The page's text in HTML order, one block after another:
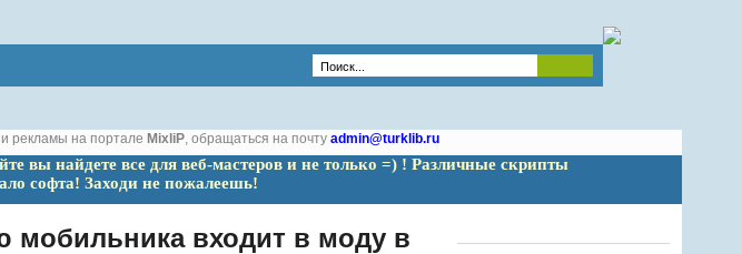
рекламы на портале MixliP, обращаться на почту admin@turklib.ru
вы найдете все для веб-мастеров и не только =) ! Различные скрипты
софта! Заходи не пожалеешь!
входит в моду в